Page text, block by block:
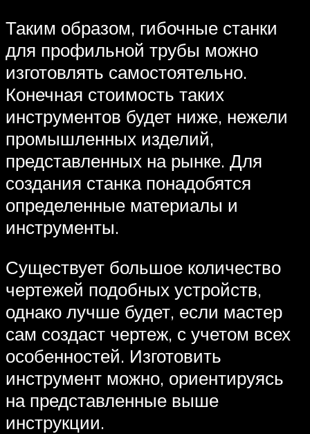
Таким образом, гибочные станки
для профильной трубы можно
изготовлять самостоятельно.
Конечная стоимость таких
инструментов будет ниже, нежели
промышленных изделий,
представленных на рынке. Для
создания станка понадобятся
определенные материалы и
инструменты.
Существует большое количество
чертежей подобных устройств,
однако лучше будет, если мастер
сам создаст чертеж, с учетом всех
особенностей. Изготовить
инструмент можно, ориентируясь
на представленные выше
инструкции.